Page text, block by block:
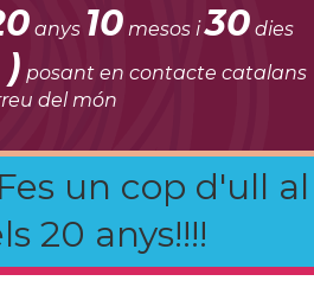
anys 10mesos i30dies
posant en contacte catalans
del món
un cop d'ull al
20 anys!!!!